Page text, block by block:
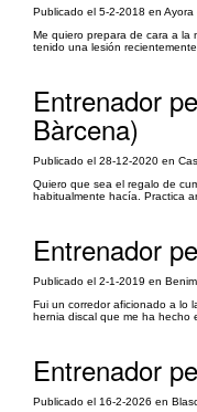
Publicado el 5-2-2018 en Ayora
Me quiero prepara de cara a la
tenido una lesión
Entrenador
Bàrcena)
Publicado el 28-12-2020 en
Quiero que sea el regalo de
habitualmente hacía. Practica
Entrenador
Publicado el 2-1-2019 en
Fui un corredor aficionado a lo
hernia discal que me ha hecho
Entrenador
Publicado el 16-2-2026 en